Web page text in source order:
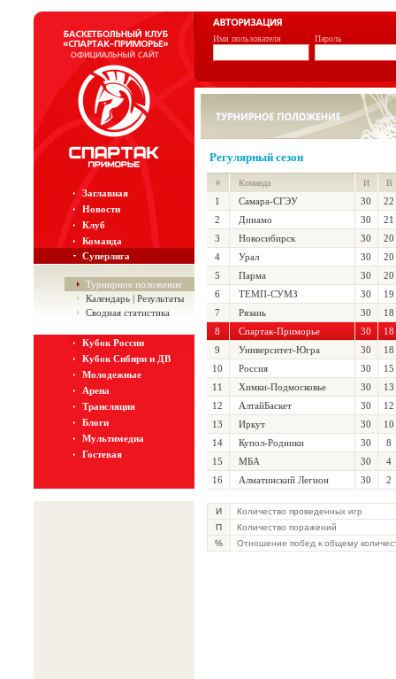
Имя пользователя Пароль
Заглавная
Новости
Клуб
Команда
Суперлига
Турнирное положение
Календарь | Результаты
Сводная статистика
Кубок России
Кубок Сибири и ДВ
Молодежные
Арена
Трансляция
Блоги
Мультимедиа
Гостевая
Регулярный сезон
# Команда И В
1 Самара-СГЭУ 30
22
2
Динамо 30
21
3
Новосибирск 30
20
4
Урал 30
20
5
Парма 30
20
6
ТЕМП-СУМЗ 30
19
7
Рязань 30
18
8
Спартак-Приморье 30
18
9
Университет-Югра 30
18
10
Россия 30
15
11
Химки-Подмосковье 30
13
12
АлтайБаскет 30
12
13
Иркут 30
10
14
Купол-Родники 30
8
15
МБА 30
4
16
Алматинский Легион 30 2
И
Количество проведенных игр
П
Количество поражений
%
Отношение побед к общему